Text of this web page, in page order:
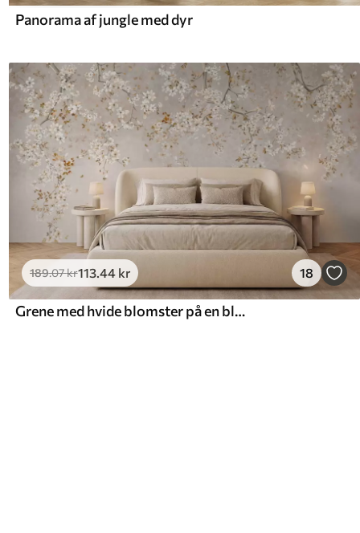
Panorama af jungle med dyr
189.07kr113.44 kr 18
Grene med hvide blomster på en blød beige baggrund